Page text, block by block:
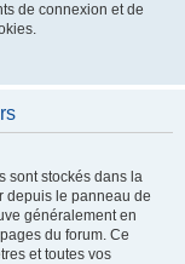
de connexion et de
sont stockés dans la
depuis le panneau de
généralement en
du forum. Ce
et toutes vos